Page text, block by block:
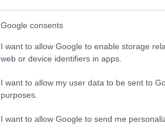
Google consents
I want to allow Google to enable storage
web or device identifiers in apps.
I want to allow my user data to be sent to
purposes.
I want to allow Google to send me